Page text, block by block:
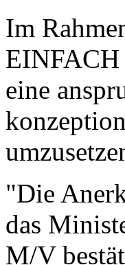
Im
EINFACH
eine
"Die
das
M/V